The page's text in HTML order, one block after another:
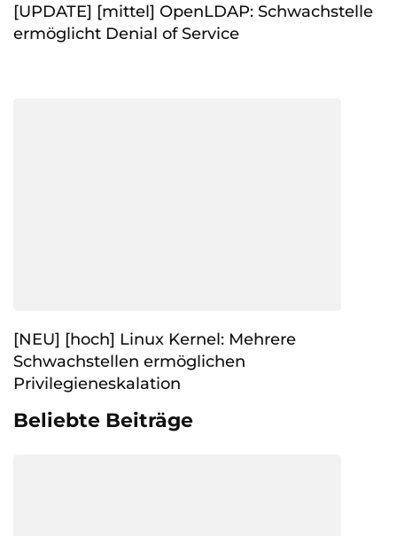
[UPDATE] [mittel] OpenLDAP: Schwachstelle
ermöglicht Denial of Service
[NEU] [hoch] Linux Kernel: Mehrere
Schwachstellen ermöglichen
Privilegieneskalation
Beliebte Beiträge